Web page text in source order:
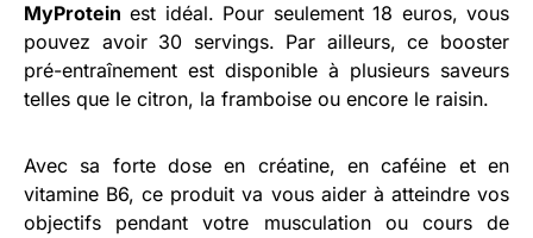
MyProtein est idéal. Pour seulement 18 euros, vous
pouvez avoir 30 servings. Par ailleurs, ce booster
pré-entraînement est disponible à plusieurs saveurs
telles que le citron, la framboise ou encore le raisin.
Avec sa forte dose en créatine, en caféine et en
vitamine B6, ce produit va vous aider à atteindre vos
objectifs pendant votre musculation ou cours de